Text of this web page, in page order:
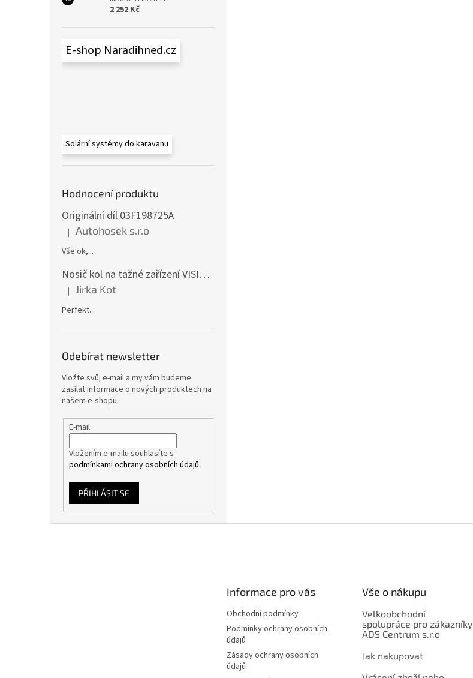
2 252 Kč
E-shop Naradihned.cz
Solární systémy do karavanu
Hodnocení produktu
Originální díl 03F198725A
Hodnocení produktu je 5 z 5 hvězdiček.
| Autohosek s.r.o
Vše ok,...
Nosič kol na tažné zařízení VISION 4 - pro 4 kola CF19591-4EFA
Hodnocení produktu je 5 z 5 hvězdiček.
| Jirka Kot
Perfekt...
Odebírat newsletter
Vložte svůj e-mail a my vám budeme
zasílat informace o nových produktech na
našem e-shopu.
E-mail
Vložením e-mailu souhlasíte s
podmínkami ochrany osobních údajů
PŘIHLÁSIT SE
Informace pro vás
Obchodní podmínky
Podmínky ochrany osobních
údajů
Zásady ochrany osobních
údajů
Vše o nákupu
Velkoobchodní
spolupráce pro zákazníky
ADS Centrum s.r.o
Jak nakupovat